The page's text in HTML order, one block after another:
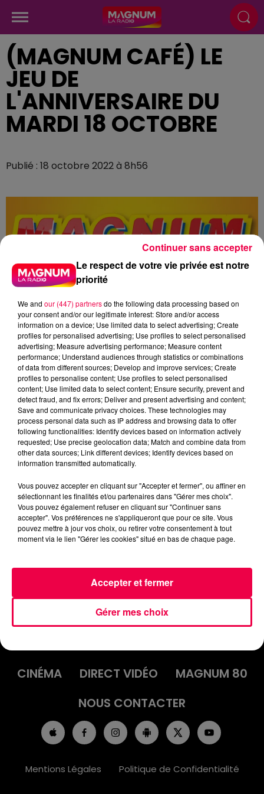
(MAGNUM CAFÉ) LE
JEU DE
L'ANNIVERSAIRE DU
MARDI 18 OCTOBRE
Publié : 18 octobre 2022 à 8h56
Flash infos
Crédit :Flash infos
podcasts/2022/10/20221018-ANNIVERSAIRES.mp3
INFOS
EMISSIONS
CINÉMA
DIRECT VIDÉO
MAGNUM 80
NOUS CONTACTER
Mentions Légales Politique de Confidentialité
Le respect de votre vie privée est notre
priorité
We and our (447) partnersdo the following data processing based on
your consent and/or our legitimate interest: Store and/or access
information on a device; Use limited data to select advertising; Create
profiles for personalised advertising; Use profiles to select personalised
advertising; Measure advertising performance; Measure content
performance; Understand audiences through statistics or combinations
of data from different sources; Develop and improve services; Create
profiles to personalise content; Use profiles to select personalised
content; Use limited data to select content; Ensure security, prevent and
detect fraud, and fix errors; Deliver and present advertising and content;
Save and communicate privacy choices. These technologies may
process personal data such as IP address and browsing data to offer
following functionalities: Identify devices based on information actively
requested; Use precise geolocation data; Match and combine data from
other data sources; Link different devices; Identify devices based on
information transmitted automatically.
Vous pouvez accepter en cliquant sur "Accepter et fermer", ou affiner en
sélectionnant les finalités et/ou partenaires dans "Gérer mes choix".
Vous pouvez également refuser en cliquant sur "Continuer sans
accepter". Vos préférences ne s'appliqueront que pour ce site. Vous
pouvez mettre à jour vos choix, ou retirer votre consentement à tout
moment via le lien "Gérer les cookies" situé en bas de chaque page.
Gérer mes choix
Accepter et fermer
Continuer sans accepter